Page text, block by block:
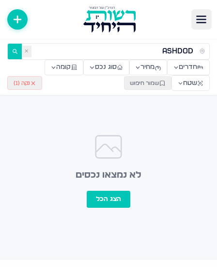
דירות למכירה ולהשכרה — רשות היחיד ✕
חדרים מחיר סוג נכס קומה
שטח שמור חיפוש נקה ( 1
)
לא נמצאו נכסים
הצג הכל